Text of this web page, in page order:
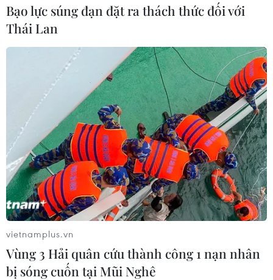
Bạo lực súng đạn đặt ra thách thức đối với
Thái Lan
vietnamplus.vn
Vùng 3 Hải quân cứu thành công 1 nạn nhân
bị sóng cuốn tại Mũi Nghê